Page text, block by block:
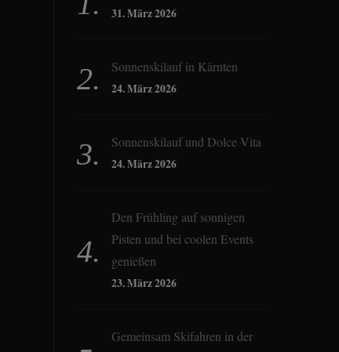
31. März 2026
Sonnenskilauf in Kärnten
24. März 2026
Sonnenskilauf und Dolce Vita
24. März 2026
Den Frühling auf sonnigen
Pisten und bei coolen Events
genießen
23. März 2026
Gemeinsam Skifahren in der